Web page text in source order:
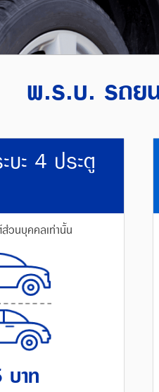
พ.ร.บ. รถย
บะ 4 ประตู
วนบุคคลเท่านั้น
าท